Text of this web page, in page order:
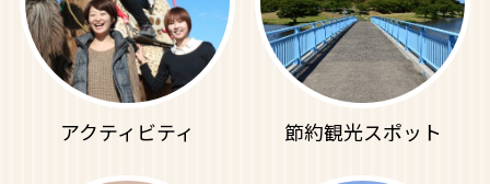
アクティビティ 節約観光スポット